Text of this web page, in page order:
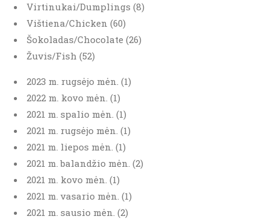
Virtinukai/Dumplings (8)
Vištiena/Chicken (60)
Šokoladas/Chocolate (26)
Žuvis/Fish (52)
2023 m. rugsėjo mėn. (1)
2022 m. kovo mėn. (1)
2021 m. spalio mėn. (1)
2021 m. rugsėjo mėn. (1)
2021 m. liepos mėn. (1)
2021 m. balandžio mėn. (2)
2021 m. kovo mėn. (1)
2021 m. vasario mėn. (1)
2021 m. sausio mėn. (2)